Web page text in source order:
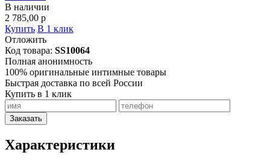
В наличии
2 785,00 p
Купить В 1 клик
Отложить
Код товара: SS10064
Полная анонимность
100% оригинальные интимные товары
Быстрая доставка по всей России
Купить в 1 клик
Заказать
Характеристики